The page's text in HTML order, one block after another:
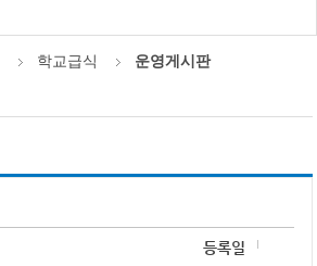
학교급식 운영게시판
등록일